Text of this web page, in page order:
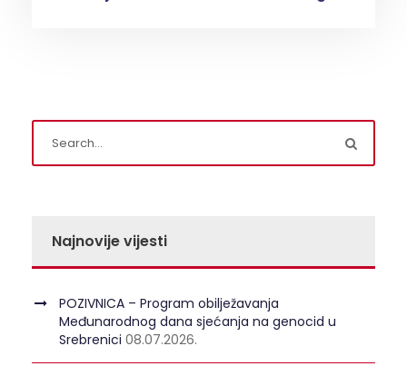
Najnovije vijesti
POZIVNICA – Program obilježavanja
Međunarodnog dana sjećanja na genocid u
Srebrenici 08.07.2026.